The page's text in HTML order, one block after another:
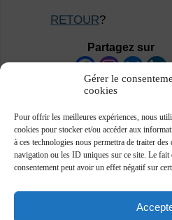
Gérer le
cookies
Pour offrir les meilleures expériences, nous
cookies pour stocker et/ou accéder aux
à ces technologies nous permettra de traiter
navigation ou les ID uniques sur ce site. Le fait
consentement peut avoir un effet négatif sur
RETOUR?
Partagez sur